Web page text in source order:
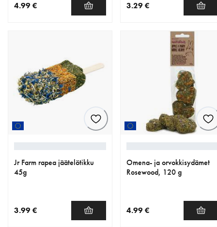
4.99 € 3.29 €
Jr Farm rapea jäätelötikku
45g
3.99 €
Omena- ja orvokkisydämet
Rosewood, 120 g
4.99 €